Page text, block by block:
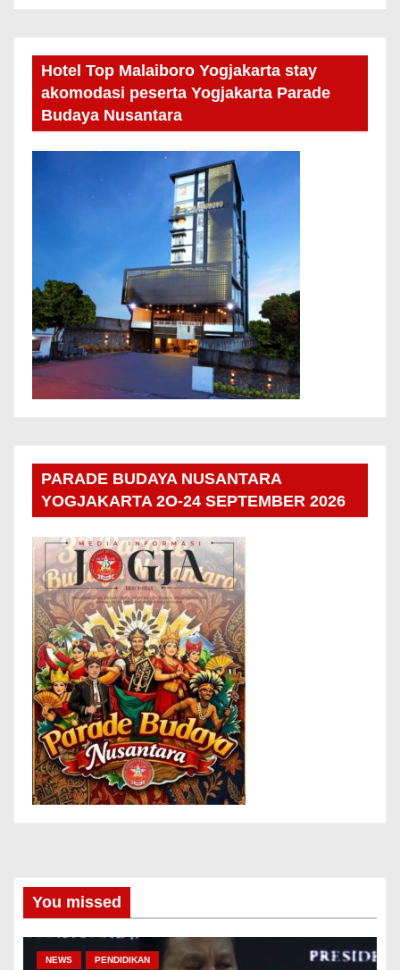
Hotel Top Malaiboro Yogjakarta stay
akomodasi peserta Yogjakarta Parade
Budaya Nusantara
PARADE BUDAYA NUSANTARA
YOGJAKARTA 2O-24 SEPTEMBER 2026
You missed
NEWS PENDIDIKAN